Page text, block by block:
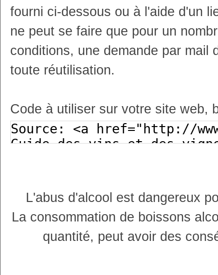
fourni ci-dessous ou à l'aide d'un
ne peut se faire que pour un
conditions, une demande par mail
toute réutilisation.
Code à utiliser sur votre site web,
L'abus d'alcool est dangereux
La consommation de boissons
quantité, peut avoir des